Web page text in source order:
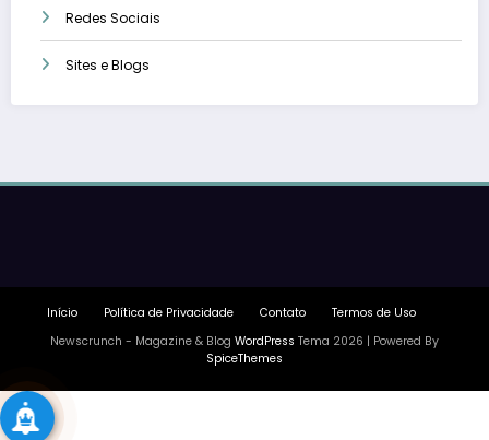
Redes Sociais
Sites e Blogs
Início Política de Privacidade Contato
Termos de Uso
Newscrunch - Magazine & Blog WordPress Tema 2026 | Powered By
SpiceThemes